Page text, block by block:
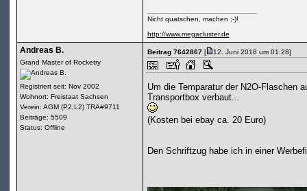
Nicht quatschen, machen ;-)!
http://www.megacluster.de
Andreas B.
Grand Master of Rocketry
Registriert seit: Nov 2002
Wohnort: Freistaat Sachsen
Verein: AGM (P2,L2) TRA#9711
Beiträge: 5509
Status: Offline
Beitrag 7642867[ 12. Juni 2018 um 01:28]
Um die Temparatur der N2O-Flaschen
Transportbox verbaut...
(Kosten bei ebay ca. 20 Euro)
Den Schriftzug habe ich in einer